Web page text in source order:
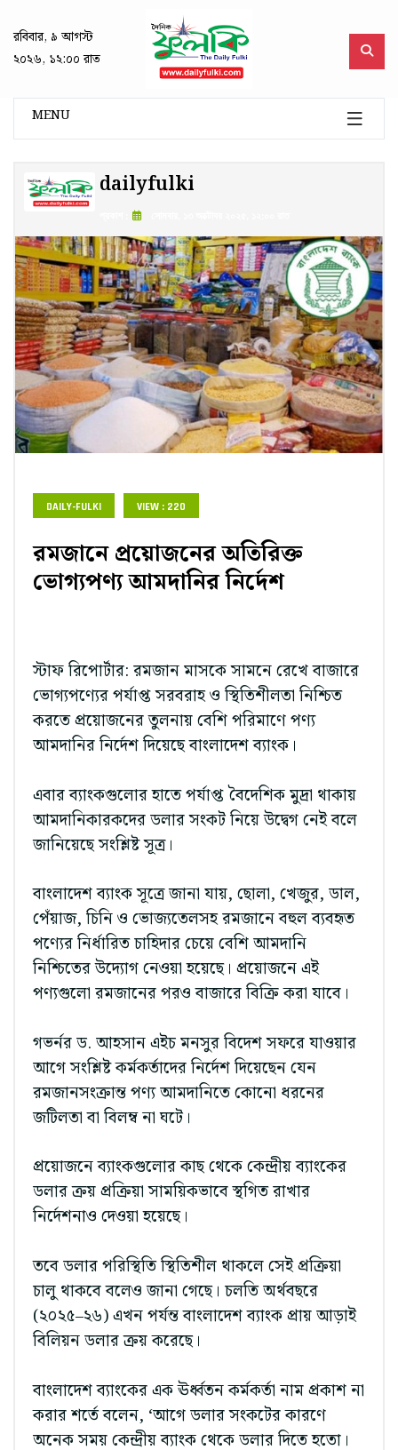
রবিবার, ৯ আগস্ট
২০২৬, ১২:০০ রাত
MENU
dailyfulki
DAILY-FULKI VIEW : 220
রমজানে প্রয়োজনের অতিরিক্ত
ভোগ্যপণ্য আমদানির নির্দেশ
স্টাফ রিপোর্টার: রমজান মাসকে সামনে রেখে বাজারে
ভোগ্যপণ্যের পর্যাপ্ত সরবরাহ ও স্থিতিশীলতা নিশ্চিত
করতে প্রয়োজনের তুলনায় বেশি পরিমাণে পণ্য
আমদানির নির্দেশ দিয়েছে বাংলাদেশ ব্যাংক।
এবার ব্যাংকগুলোর হাতে পর্যাপ্ত বৈদেশিক মুদ্রা থাকায়
আমদানিকারকদের ডলার সংকট নিয়ে উদ্বেগ নেই বলে
জানিয়েছে সংশ্লিষ্ট সূত্র।
বাংলাদেশ ব্যাংক সূত্রে জানা যায়, ছোলা, খেজুর, ডাল,
পেঁয়াজ, চিনি ও ভোজ্যতেলসহ রমজানে বহুল ব্যবহৃত
পণ্যের নির্ধারিত চাহিদার চেয়ে বেশি আমদানি
নিশ্চিতের উদ্যোগ নেওয়া হয়েছে। প্রয়োজনে এই
পণ্যগুলো রমজানের পরও বাজারে বিক্রি করা যাবে।
গভর্নর ড. আহসান এইচ মনসুর বিদেশ সফরে যাওয়ার
আগে সংশ্লিষ্ট কর্মকর্তাদের নির্দেশ দিয়েছেন যেন
রমজানসংক্রান্ত পণ্য আমদানিতে কোনো ধরনের
জটিলতা বা বিলম্ব না ঘটে।
প্রয়োজনে ব্যাংকগুলোর কাছ থেকে কেন্দ্রীয় ব্যাংকের
ডলার ক্রয় প্রক্রিয়া সাময়িকভাবে স্থগিত রাখার
নির্দেশনাও দেওয়া হয়েছে।
তবে ডলার পরিস্থিতি স্থিতিশীল থাকলে সেই প্রক্রিয়া
চালু থাকবে বলেও জানা গেছে। চলতি অর্থবছরে
(২০২৫–২৬) এখন পর্যন্ত বাংলাদেশ ব্যাংক প্রায় আড়াই
বিলিয়ন ডলার ক্রয় করেছে।
বাংলাদেশ ব্যাংকের এক ঊর্ধ্বতন কর্মকর্তা নাম প্রকাশ না
করার শর্তে বলেন, ‘আগে ডলার সংকটের কারণে
অনেক সময় কেন্দ্রীয় ব্যাংক থেকে ডলার দিতে হতো।